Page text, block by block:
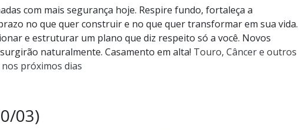
com mais segurança hoje. Respire fundo, fortaleça a
no que quer construir e no que quer transformar em sua vida.
e estruturar um plano que diz respeito só a você. Novos
naturalmente. Casamento em alta! Touro, Câncer e outros
próximos dias
03)